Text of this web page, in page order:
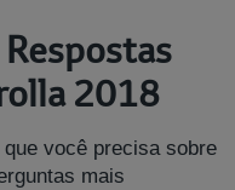
2018
você precisa sobre
mais